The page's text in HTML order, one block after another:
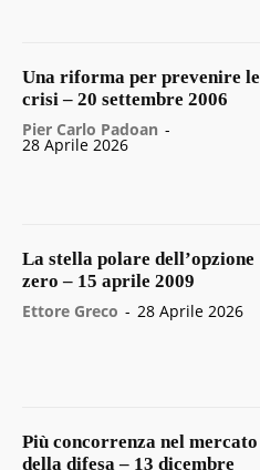
Una riforma per prevenire le
crisi – 20 settembre 2006
Pier Carlo Padoan -
28 Aprile 2026
La stella polare dell’opzione
zero – 15 aprile 2009
Ettore Greco - 28 Aprile 2026
Più concorrenza nel mercato
della difesa – 13 dicembre